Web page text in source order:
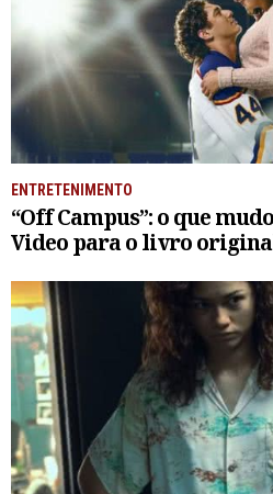
ENTRETENIMENTO
“Off Campus”: o que
Video para o livro